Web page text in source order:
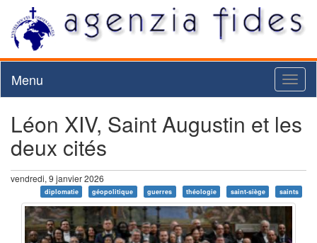
Menu
Léon XIV, Saint Augustin et les
deux cités
vendredi, 9 janvier 2026
diplomatie géopolitique guerres théologie saint-siège saints